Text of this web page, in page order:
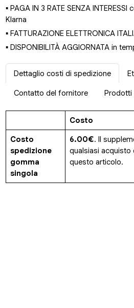
▪ PAGA IN 3 RATE SENZA
Klarna
▪ FATTURAZIONE ELETTRONICA
▪ DISPONIBILITÀ AGGIORNATA in
Dettaglio costi di spedizione
Contatto del fornitore Prodotti
Costo
Costo
spedizione
gomma
singola
6.00€. Il
qualsiasi acquisto
questo articolo.